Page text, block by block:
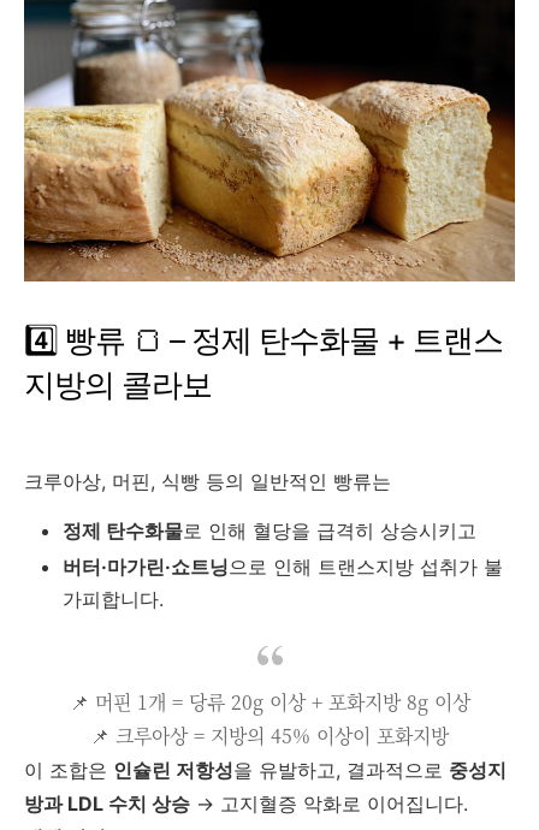
4️⃣ 빵류 🍞 – 정제 탄수화물 + 트랜스
지방의 콜라보
크루아상, 머핀, 식빵 등의 일반적인 빵류는
정제 탄수화물로 인해 혈당을 급격히 상승시키고
버터·마가린·쇼트닝으로 인해 트랜스지방 섭취가 불
가피합니다.
📌 머핀 1개 = 당류 20g 이상 + 포화지방 8g 이상
📌 크루아상 = 지방의 45% 이상이 포화지방
이 조합은 인슐린 저항성을 유발하고, 결과적으로 중성지
방과 LDL 수치 상승 → 고지혈증 악화로 이어집니다.